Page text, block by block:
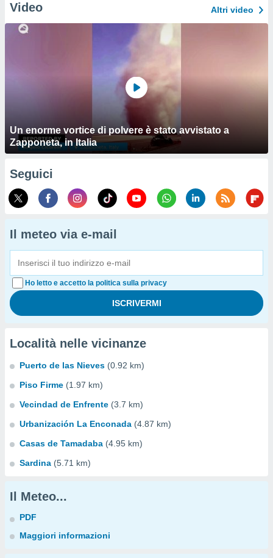
Video Altri video
Un enorme vortice di polvere è stato avvistato a
Zapponeta, in Italia
Seguici
Il meteo via e-mail
Ho letto e accetto la politica sulla privacy
Località nelle vicinanze
Puerto de las Nieves (0.92 km)
Piso Firme (1.97 km)
Vecindad de Enfrente (3.7 km)
Urbanización La Enconada (4.87 km)
Casas de Tamadaba (4.95 km)
Sardina (5.71 km)
Il Meteo...
PDF
Maggiori informazioni